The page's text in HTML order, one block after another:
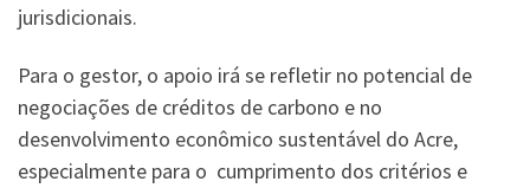
jurisdicionais.
Para o gestor, o apoio irá se refletir no potencial de
negociações de créditos de carbono e no
desenvolvimento econômico sustentável do Acre,
especialmente para o cumprimento dos critérios e